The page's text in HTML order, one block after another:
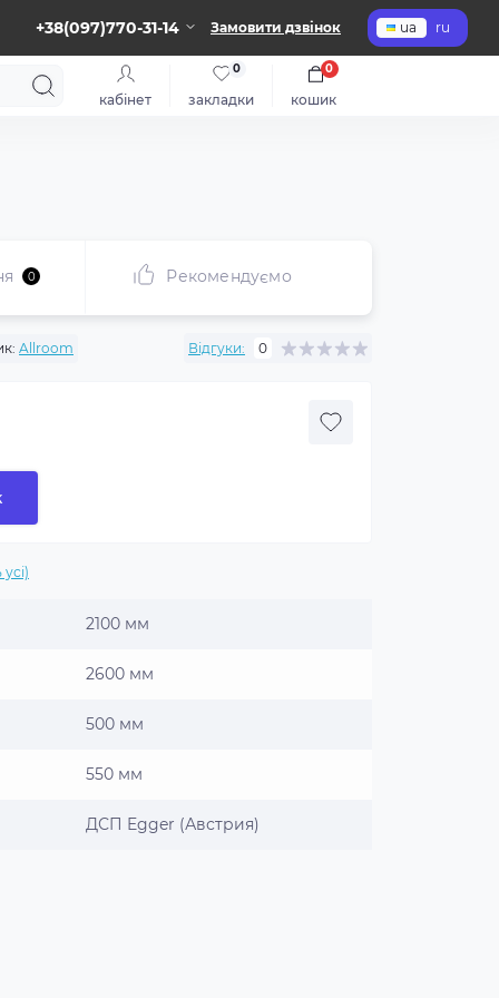
+38(097)770-31-14 Замовити дзвінок ua ru
кабінет закладки
0
кошик
0
0 Рекомендуємо
Allroom Відгуки: 0
2100 мм
2600 мм
500 мм
550 мм
ДСП Egger (Австрия)